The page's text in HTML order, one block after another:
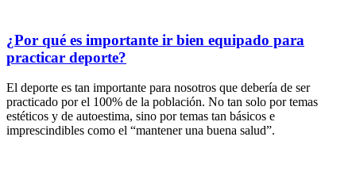
¿Por qué es importante ir bien equipado para
practicar deporte?
El deporte es tan importante para nosotros que debería de ser
practicado por el 100% de la población. No tan solo por temas
estéticos y de autoestima, sino por temas tan básicos e
imprescindibles como el “mantener una buena salud”.